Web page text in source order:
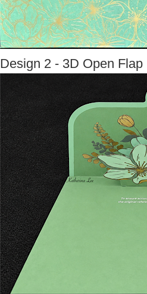
Design 2 - 3D Open Flap